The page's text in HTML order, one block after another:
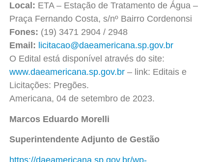
Local: ETA – Estação de Tratamento de Água –
Praça Fernando Costa, s/nº Bairro Cordenonsi
Fones: (19) 3471 2904 / 2948
Email: licitacao@daeamericana.sp.gov.br
O Edital está disponível através do site:
www.daeamericana.sp.gov.br– link: Editais e
Licitações: Pregões.
Americana, 04 de setembro de 2023.
Marcos Eduardo Morelli
Superintendente Adjunto de Gestão
https://daeamericana.sp.gov.br/wp-